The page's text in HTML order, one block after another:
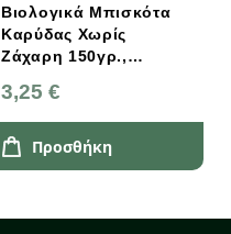
Βιολογικά Μπισκότα
Καρύδας Χωρίς
Ζάχαρη 150γρ.,
3,25 €
Προσθήκη